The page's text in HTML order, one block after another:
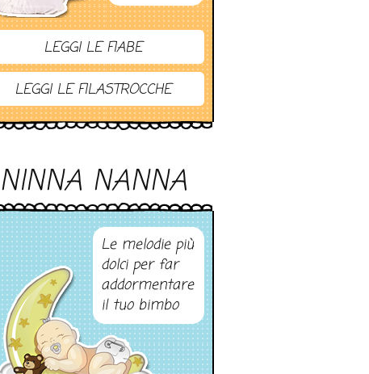
LEGGI LE FIABE
LEGGI LE FILASTROCCHE
NINNA NANNA
Le melodie più
dolci per far
addormentare
il tuo bimbo